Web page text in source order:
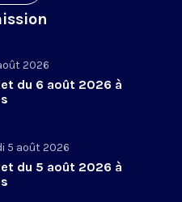
2026
du 6 août 2026 à
5 août 2026
du 5 août 2026 à